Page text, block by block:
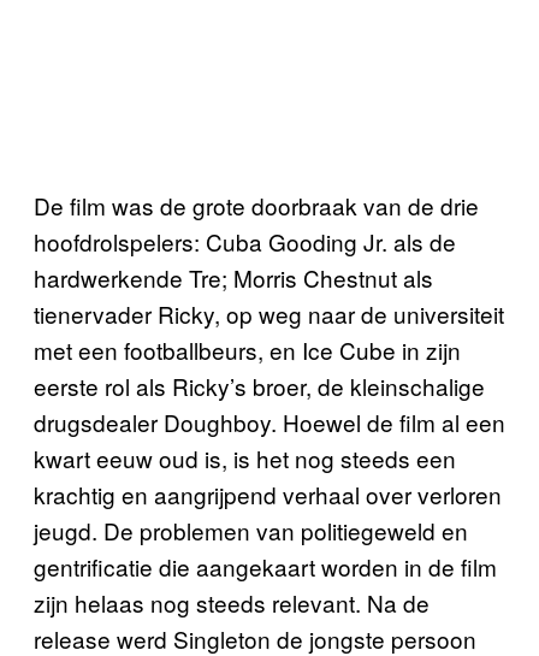
De film was de grote doorbraak van de drie
hoofdrolspelers: Cuba Gooding Jr. als de
hardwerkende Tre; Morris Chestnut als
tienervader Ricky, op weg naar de universiteit
met een footballbeurs, en Ice Cube in zijn
eerste rol als Ricky’s broer, de kleinschalige
drugsdealer Doughboy. Hoewel de film al een
kwart eeuw oud is, is het nog steeds een
krachtig en aangrijpend verhaal over verloren
jeugd. De problemen van politiegeweld en
gentrificatie die aangekaart worden in de film
zijn helaas nog steeds relevant. Na de
release werd Singleton de jongste persoon